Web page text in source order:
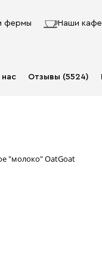
фермы Наши кафе
Отзывы (5524)
"молоко" OatGoat